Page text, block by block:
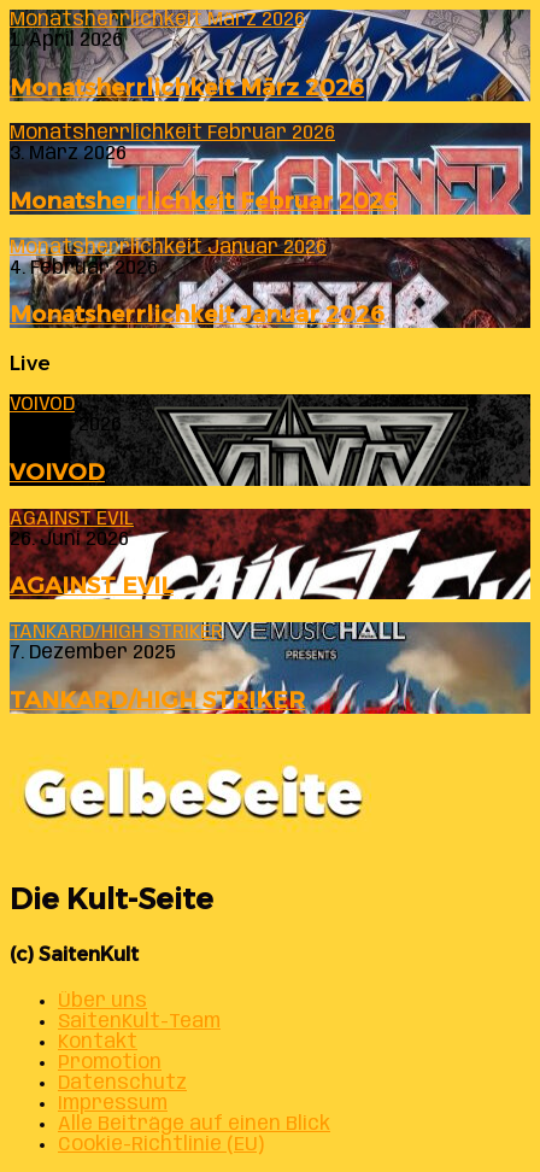
Monatsherrlichkeit März 2026
1. April 2026
Monatsherrlichkeit März 2026
Monatsherrlichkeit Februar 2026
3. März 2026
Monatsherrlichkeit Februar 2026
Monatsherrlichkeit Januar 2026
4. Februar 2026
Monatsherrlichkeit Januar 2026
Live
VOIVOD
23. Juli 2026
VOIVOD
AGAINST EVIL
26. Juni 2026
AGAINST EVIL
TANKARD/HIGH STRIKER
7. Dezember 2025
TANKARD/HIGH STRIKER
Die Kult-Seite
(c) SaitenKult
Über uns
SaitenKult-Team
Kontakt
Promotion
Datenschutz
Impressum
Alle Beiträge auf einen Blick
Cookie-Richtlinie (EU)